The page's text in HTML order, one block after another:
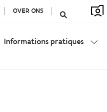
OVER ONS
Informations pratiques